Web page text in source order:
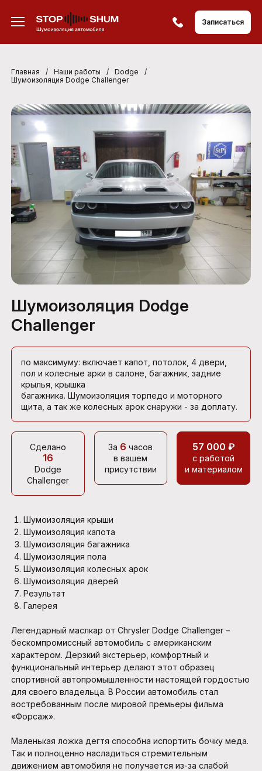
Записаться
Главная / Наши работы / Dodge
/
Шумоизоляция Dodge Challenger
Шумоизоляция Dodge
Challenger
по максимуму: включает капот, потолок, 4 двери,
пол и колесные арки в салоне, багажник, задние
крылья, крышка
багажника. Шумоизоляция торпедо и моторного
щита, а так же колесных арок снаружи - за доплату.
Сделано
16
Dodge
Challenger
За 6 часов
в вашем
присутствии
57 000 ₽
с работой
и материалом
Шумоизоляция крыши
Шумоизоляция капота
Шумоизоляция багажника
Шумоизоляция пола
Шумоизоляция колесных арок
Шумоизоляция дверей
Результат
Галерея
Легендарный маслкар от Chrysler Dodge Challenger –
бескомпромиссный автомобиль с американским
характером. Дерзкий экстерьер, комфортный и
функциональный интерьер делают этот образец
спортивной автопромышленности настоящей гордостью
для своего владельца. В России автомобиль стал
востребованным после мировой премьеры фильма
«Форсаж».
Маленькая ложка дегтя способна испортить бочку меда.
Так и полноценно насладиться стремительным
движением автомобиля не получается из-за слабой